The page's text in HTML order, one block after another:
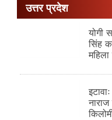
उत्तर प्रदेश
योगी
सिंह